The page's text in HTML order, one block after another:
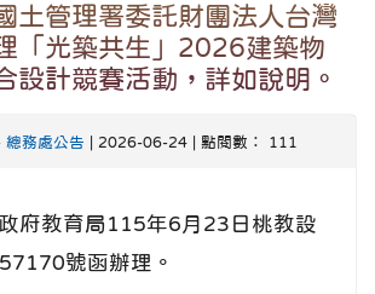
土管理署委託財團法人台灣
「光築共生」2026建築物
設計競賽活動，詳如說明。
總務處公告 | 2026-06-24 | 點閱數： 111
府教育局115年6月23日桃教設
號函辦理。